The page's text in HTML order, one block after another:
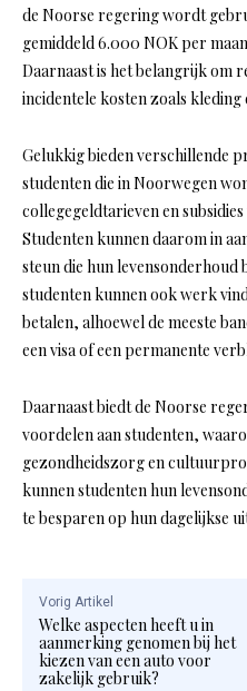
de Noorse regering wordt
gemiddeld 6.000 NOK per
Daarnaast is het belangrijk om
incidentele kosten zoals kleding
Gelukkig bieden verschillende
studenten die in Noorwegen
collegegeldtarieven en
Studenten kunnen daarom in
steun die hun
studenten kunnen ook werk
betalen, alhoewel de meeste
een visa of een permanente
Daarnaast biedt de Noorse
voordelen aan studenten,
gezondheidszorg en
kunnen studenten hun
te besparen op hun dagelijkse
Vorig Artikel
Welke aspecten heeft u in
aanmerking genomen bij het
kiezen van een auto voor
zakelijk gebruik?